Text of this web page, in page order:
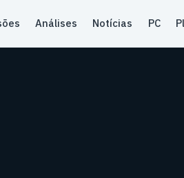
Análises Notícias PC